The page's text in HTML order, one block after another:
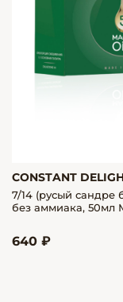
CONSTANT
7/14 (русый сандре
без аммиака, 50мл
640 ₽